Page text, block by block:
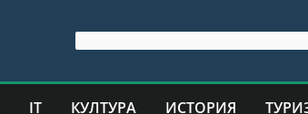
IT КУЛТУРА ИСТОРИЯ